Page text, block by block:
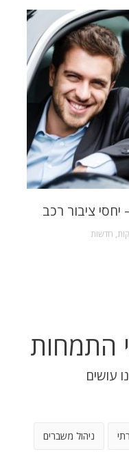
, חדשות
התמחות
עושים
ניהול משברים